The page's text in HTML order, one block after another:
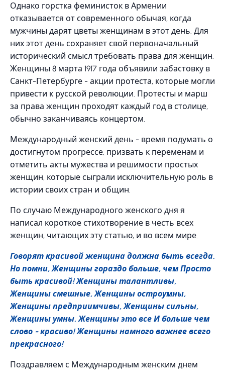
Однако горстка феминисток в Армении
отказывается от современного обычая, когда
мужчины дарят цветы женщинам в этот день. Для
них этот день сохраняет свой первоначальный
исторический смысл требовать права для женщин.
Женщины 8 марта 1917 года объявили забастовку в
Санкт-Петербурге - акции протеста, которые могли
привести к русской революции. Протесты и марш
за права женщин проходят каждый год в столице,
обычно заканчиваясь концертом.
Международный женский день - время подумать о
достигнутом прогрессе, призвать к переменам и
отметить акты мужества и решимости простых
женщин, которые сыграли исключительную роль в
истории своих стран и общин.
По случаю Международного женского дня я
написал короткое стихотворение в честь всех
женщин, читающих эту статью, и во всем мире.
Говорят красивой женщина должна быть всегда.
Но помни, Женщины гораздо больше, чем Просто
быть красивой! Женщины талантливы,
Женщины смешные, Женщины остроумны,
Женщины предприимчивы, Женщины сильны,
Женщины умны, Женщины это все И больше чем
слово - красиво! Женщины намного важнее всего
прекрасного!
Поздравляем с Международным женским днем